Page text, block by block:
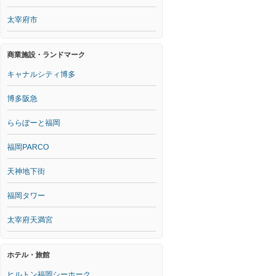
太宰府市
商業施設・ランドマーク
キャナルシティ博多
博多阪急
ららぽーと福岡
福岡PARCO
天神地下街
福岡タワー
太宰府天満宮
ホテル・旅館
ヒルトン福岡シーホーク